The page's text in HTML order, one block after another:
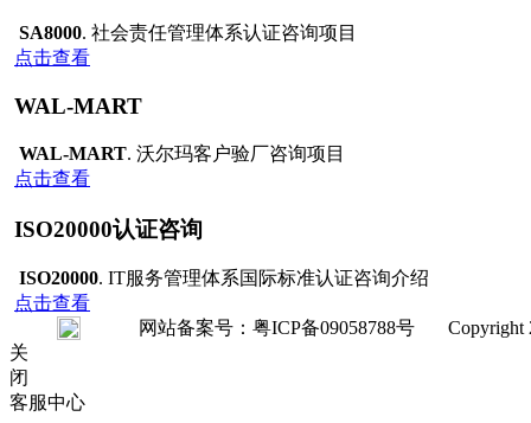
SA8000. 社会责任管理体系认证咨询项目
点击查看
WAL-MART
WAL-MART. 沃尔玛客户验厂咨询项目
点击查看
ISO20000认证咨询
ISO20000. IT服务管理体系国际标准认证咨询介绍
点击查看
网站备案号：粤ICP备09058788号 Copyright
关
闭
客服中心